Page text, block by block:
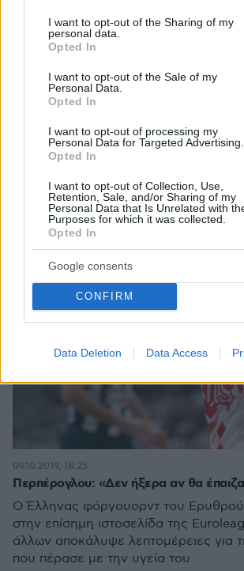
not limited to your visit or usage behaviour.
grant or deny consent to Google and its
use your data for below specified purposes
consent section.
I want to opt-out of the Sharing of my
personal data.
Opted In
I want to opt-out of the Sale of my
Personal Data.
Opted In
I want to opt-out of processing my
Personal Data for Targeted Advertising.
Opted In
I want to opt-out of Collection, Use,
Retention, Sale, and/or Sharing of my
Personal Data that Is Unrelated with
Purposes for which it was collected.
Opted In
Google consents
CONFIRM
Data Deletion Data Access
με ήθελε, ευλογημένη διετία στον
Τις πολλές εμπειρίες καριέρας που
μπάσκετ εξιστόρησε ο Στράτος
Ευρωλίγκας
Περπέρογλου: «Δεν ήξερα αν θα
Ο Έλληνας φόργουορντ του
στην επίσημη ιστοσελίδα της
άλλων αποκάλυψε λεπτομέρειες για
που πέρασε με την υγεία του
09.10.2019, 18:25